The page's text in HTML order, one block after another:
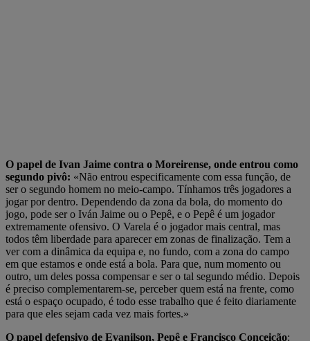
O papel de Ivan Jaime contra o Moreirense, onde entrou como
segundo pivô: «Não entrou especificamente com essa função, de
ser o segundo homem no meio-campo. Tínhamos três jogadores a
jogar por dentro. Dependendo da zona da bola, do momento do
jogo, pode ser o Iván Jaime ou o Pepê, e o Pepê é um jogador
extremamente ofensivo. O Varela é o jogador mais central, mas
todos têm liberdade para aparecer em zonas de finalização. Tem a
ver com a dinâmica da equipa e, no fundo, com a zona do campo
em que estamos e onde está a bola. Para que, num momento ou
outro, um deles possa compensar e ser o tal segundo médio. Depois
é preciso complementarem-se, perceber quem está na frente, como
está o espaço ocupado, é todo esse trabalho que é feito diariamente
para que eles sejam cada vez mais fortes.»
O papel defensivo de Evanilson, Pepê e Francisco Conceição: